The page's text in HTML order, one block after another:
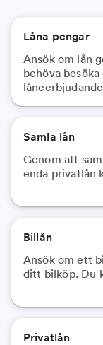
Låna pengar
Ansök om lån
behöva
Samla lån
Genom att
enda privatlån
Billån
Ansök om ett
ditt bilköp. Du
Privatlån